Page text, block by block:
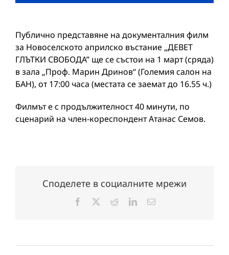
Публично представяне на документалния филм
за Новоселското априлско въстание „ДЕВЕТ
ГЛЪТКИ СВОБОДА” ще се състои на 1 март (сряда)
в зала „Проф. Марин Дринов“ (Големия салон на
БАН), от 17:00 часа (местата се заемат до 16.55 ч.)
Филмът е с продължителност 40 минути, по
сценарий на член-кореспондент Атанас Семов.
Споделете в социалните мрежи
Facebook RedditLinkedInЕлектронна